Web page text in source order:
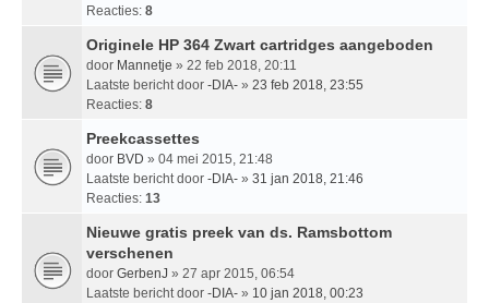
Reacties: 8
Originele HP 364 Zwart cartridges aangeboden
door Mannetje » 22 feb 2018, 20:11
Laatste bericht door -DIA- » 23 feb 2018, 23:55
Reacties: 8
Preekcassettes
door BVD » 04 mei 2015, 21:48
Laatste bericht door -DIA- » 31 jan 2018, 21:46
Reacties: 13
Nieuwe gratis preek van ds. Ramsbottom
verschenen
door GerbenJ » 27 apr 2015, 06:54
Laatste bericht door -DIA- » 10 jan 2018, 00:23